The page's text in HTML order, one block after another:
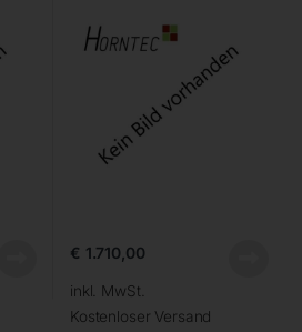
€ 1.710,00
inkl. MwSt.
Kostenloser Versand